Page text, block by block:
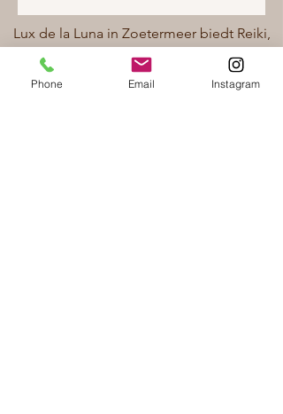
Lux de la Luna in Zoetermeer biedt Reiki,
Trauma Release Breathwork en
lichaamsgerichte therapie. Plan jouw
sessie en vind balans.
Phone Email Instagram